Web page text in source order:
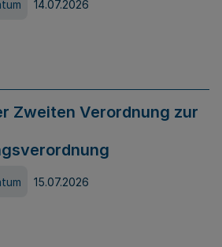
14.07.2026
Zweiten Verordnung zur
15.07.2026